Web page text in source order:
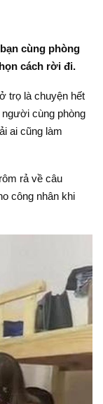
cùng phòng
cách rời đi.
trọ là chuyện hết
cùng phòng
ai cũng làm
rả về câu
công nhân khi